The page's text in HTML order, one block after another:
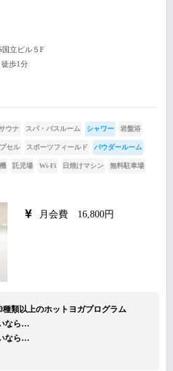
立ビル５F
徒歩1分
ウナ スパ・バスルーム シャワー 岩盤浴
セル スポーツフィールド パウダールーム
託児場 Wi-Fi 日焼けマシン 無料駐車場
月会費 16,800円
類以上のホットヨガプログラム
なら…
なら…